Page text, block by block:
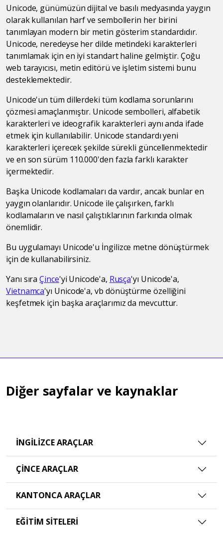
Unicode, günümüzün dijital ve basılı medyasında yaygın
olarak kullanılan harf ve sembollerin her birini
tanımlayan modern bir metin gösterim standardıdır.
Unicode, neredeyse her dilde metindeki karakterleri
tanımlamak için en iyi standart haline gelmiştir. Çoğu
web tarayıcısı, metin editörü ve işletim sistemi bunu
desteklemektedir.
Unicode'un tüm dillerdeki tüm kodlama sorunlarını
çözmesi amaçlanmıştır. Unicode sembolleri, alfabetik
karakterleri ve ideografik karakterleri aynı anda ifade
etmek için kullanılabilir. Unicode standardı yeni
karakterleri içerecek şekilde sürekli güncellenmektedir
ve en son sürüm 110.000'den fazla farklı karakter
içermektedir.
Başka Unicode kodlamaları da vardır, ancak bunlar en
yaygın olanlarıdır. Unicode ile çalışırken, farklı
kodlamaların ve nasıl çalıştıklarının farkında olmak
önemlidir.
Bu uygulamayı Unicode'u İngilizce metne dönüştürmek
için de kullanabilirsiniz.
Yanı sıraÇince'yi Unicode'a, Rusça'yı Unicode'a,
Vietnamca'yı Unicode'a, vb dönüştürme özelliğini
keşfetmek için başka araçlarımız da mevcuttur.
Diğer sayfalar ve kaynaklar
İNGILIZCE ARAÇLAR
ÇINCE ARAÇLAR
KANTONCA ARAÇLAR
EĞITIM SITELERI